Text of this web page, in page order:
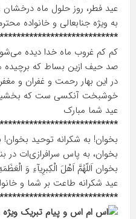
عید فطر، روز حلول ماه
به ویژه جنابعالی و خانواده
کم کم غروب ماه خدا دیده
صد حیف ازین بساط که
در این بهار رحمت و غفران و
خوشبخت آنکسی ست که
عید شما مبارک
بخوان! به شکرانه توحید بخوان!
بخوان، به پاس سرافرازی‏‌ات
بخوان اَللّهُمَّ اَهْلَ الْکِبرِیآءِ وَ
عید شکرانه طاعت بر شما و